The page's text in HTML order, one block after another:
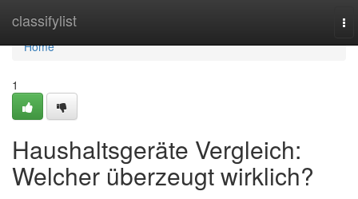
classifylist
Home
Home
1
Haushaltsgeräte Vergleich:
Welcher überzeugt wirklich?